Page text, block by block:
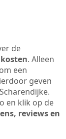
de
. Alleen
een
geven
en klik op de
reviews en